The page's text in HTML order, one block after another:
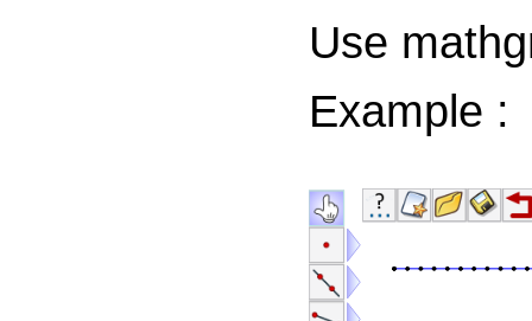
Use
Example :